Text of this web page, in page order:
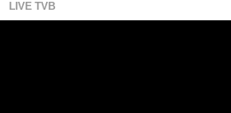
LIVE TVB